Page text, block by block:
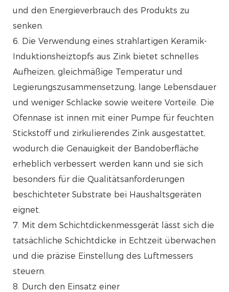
und den Energieverbrauch des Produkts zu
senken.
6. Die Verwendung eines strahlartigen Keramik-
Induktionsheiztopfs aus Zink bietet schnelles
Aufheizen, gleichmäßige Temperatur und
Legierungszusammensetzung, lange Lebensdauer
und weniger Schlacke sowie weitere Vorteile. Die
Ofennase ist innen mit einer Pumpe für feuchten
Stickstoff und zirkulierendes Zink ausgestattet,
wodurch die Genauigkeit der Bandoberfläche
erheblich verbessert werden kann und sie sich
besonders für die Qualitätsanforderungen
beschichteter Substrate bei Haushaltsgeräten
eignet.
7. Mit dem Schichtdickenmessgerät lässt sich die
tatsächliche Schichtdicke in Echtzeit überwachen
und die präzise Einstellung des Luftmessers
steuern.
8. Durch den Einsatz einer